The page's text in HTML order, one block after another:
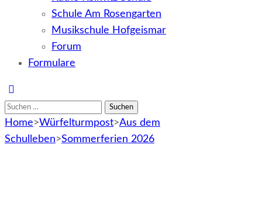
Schule Am Rosengarten
Musikschule Hofgeismar
Forum
Formulare
Suchen
nach:
Home>Würfelturmpost>Aus dem
Schulleben>Sommerferien 2026